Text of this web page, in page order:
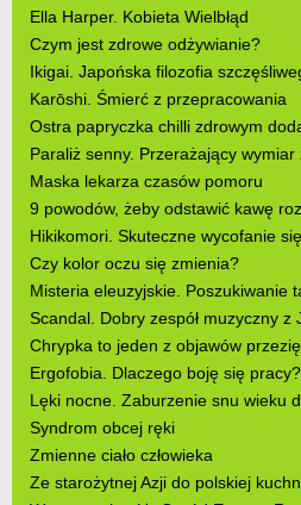
Ella Harper. Kobieta Wielbłąd
Czym jest zdrowe odżywianie?
Ikigai. Japońska filozofia
Karōshi. Śmierć z przepracowania
Ostra papryczka chilli zdrowym
Paraliż senny. Przerażający
Maska lekarza czasów pomoru
9 powodów, żeby odstawić kawę
Hikikomori. Skuteczne wycofanie
Czy kolor oczu się zmienia?
Misteria eleuzyjskie. Poszukiwanie
Scandal. Dobry zespół muzyczny z
Chrypka to jeden z objawów
Ergofobia. Dlaczego boję się pracy?
Lęki nocne. Zaburzenie snu wieku
Syndrom obcej ręki
Zmienne ciało człowieka
Ze starożytnej Azji do polskiej